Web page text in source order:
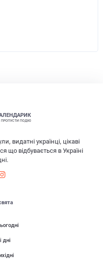
ПРОПУСТИ ПОДІЮ
видатні українці, цікаві
що відбувається в Україні
дні